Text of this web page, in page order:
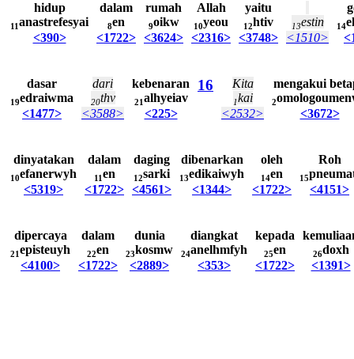
hidup
11anastrefesyai
<390>
dalam
8en
<1722>
rumah
9oikw
<3624>
Allah
10yeou
<2316>
yaitu
12htiv
<3748>
13estin
<1510>
14
dasar
19edraiwma
<1477>
dari
20thv
<3588>
kebenaran
21alhyeiav
<225>
16 Kita
1kai
<2532>
mengakui
2
<3672>
dinyatakan
10efanerwyh
<5319>
dalam
11en
<1722>
daging
12sarki
<4561>
dibenarkan
13edikaiwyh
<1344>
oleh
14en
<1722>
Roh
15
<4151>
dipercaya
21episteuyh
<4100>
dalam
22en
<1722>
dunia
23kosmw
<2889>
diangkat
24anelhmfyh
<353>
kepada
25en
<1722>
26doxh
<1391>